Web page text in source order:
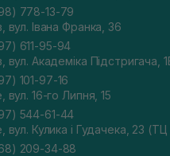
778-13-79
вул. Івана Франка, 36
611-95-94
вул. Академіка Підстригача,
101-97-16
вул. 16-го Липня, 15
544-61-44
вул. Кулика і Гудачека, 23
209-34-88